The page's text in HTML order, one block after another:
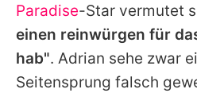
Paradise-Star vermutet
einen reinwürgen für
hab". Adrian sehe zwar
Seitensprung falsch